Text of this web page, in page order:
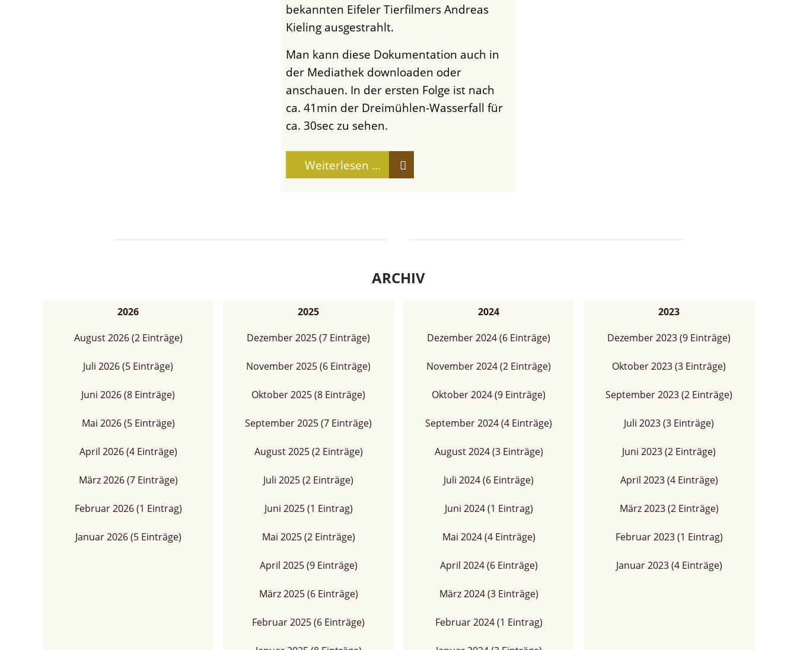
bekannten Eifeler Tierfilmers Andreas
Kieling ausgestrahlt.
Man kann diese Dokumentation auch in
der Mediathek downloaden oder
anschauen. In der ersten Folge ist nach
ca. 41min der Dreimühlen-Wasserfall für
ca. 30sec zu sehen.
Weiterlesen …
ARCHIV
2026
August 2026 (2 Einträge)
Juli 2026 (5 Einträge)
Juni 2026 (8 Einträge)
Mai 2026 (5 Einträge)
April 2026 (4 Einträge)
März 2026 (7 Einträge)
Februar 2026 (1 Eintrag)
Januar 2026 (5 Einträge)
2025
Dezember 2025 (7 Einträge)
November 2025 (6 Einträge)
Oktober 2025 (8 Einträge)
September 2025 (7 Einträge)
August 2025 (2 Einträge)
Juli 2025 (2 Einträge)
Juni 2025 (1 Eintrag)
Mai 2025 (2 Einträge)
April 2025 (9 Einträge)
März 2025 (6 Einträge)
Februar 2025 (6 Einträge)
2024
Dezember 2024 (6 Einträge)
November 2024 (2 Einträge)
Oktober 2024 (9 Einträge)
September 2024 (4 Einträge)
August 2024 (3 Einträge)
Juli 2024 (6 Einträge)
Juni 2024 (1 Eintrag)
Mai 2024 (4 Einträge)
April 2024 (6 Einträge)
März 2024 (3 Einträge)
Februar 2024 (1 Eintrag)
2023
Dezember 2023 (9 Einträge)
Oktober 2023 (3 Einträge)
September 2023 (2 Einträge)
Juli 2023 (3 Einträge)
Juni 2023 (2 Einträge)
April 2023 (4 Einträge)
März 2023 (2 Einträge)
Februar 2023 (1 Eintrag)
Januar 2023 (4 Einträge)